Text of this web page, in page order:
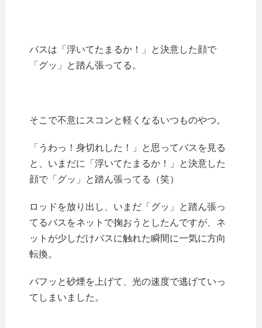
バスは「浮いてたまるか！」と決意した顔で
「グッ」と踏ん張ってる。
そこで不意にスコンと軽くなるいつものやつ。
「うわっ！身切れした！」と思ってバスを見る
と、いまだに「浮いてたまるか！」と決意した
顔で「グッ」と踏ん張ってる（笑）
ロッドを放り出し、いまだ「グッ」と踏ん張っ
てるバスをネットで掬おうとしたんですが、ネ
ットが少しだけバスに触れた瞬間に一気に方向
転換。
バフッと砂煙を上げて、光の速度で逃げていっ
てしまいました。